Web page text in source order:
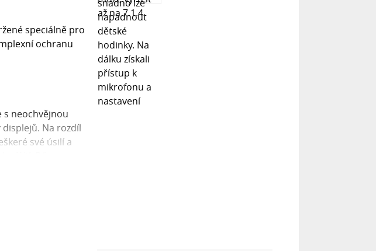
speciálně pro
ochranu
s neochvějnou
Na rozdíl
své úsilí a
pro jiné značky